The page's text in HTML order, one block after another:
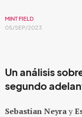
MINT FIELD
05/SEP/2023
Un análisis
segundo
Sebastian Neyray